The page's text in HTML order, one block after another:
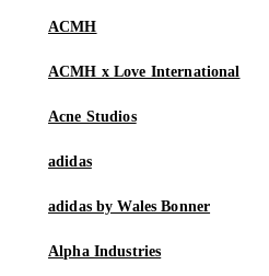
ACMH
ACMH x Love International
Acne Studios
adidas
adidas by Wales Bonner
Alpha Industries